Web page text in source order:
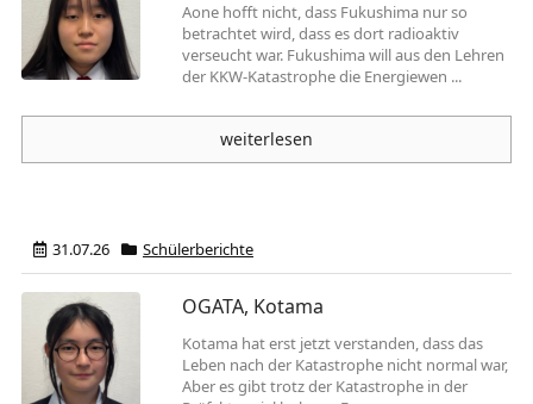
Aone hofft nicht, dass Fukushima nur so
betrachtet wird, dass es dort radioaktiv
verseucht war. Fukushima will aus den Lehren
der KKW-Katastrophe die Energiewen ...
weiterlesen
31.07.26 Schülerberichte
OGATA, Kotama
Kotama hat erst jetzt verstanden, dass das
Leben nach der Katastrophe nicht normal war,
Aber es gibt trotz der Katastrophe in der